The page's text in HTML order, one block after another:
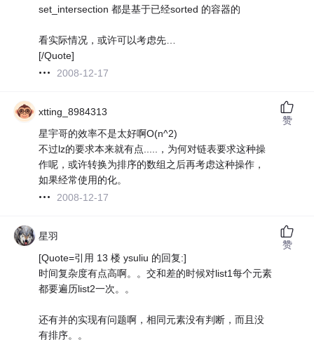
set_intersection 都是基于已经sorted 的容器的
看实际情况，或许可以考虑先…
[/Quote]
2008-12-17
xtting_8984313
星宇哥的效率不是太好啊O(n^2)
不过lz的要求本来就有点.....，为何对链表要求这种操
作呢，或许转换为排序的数组之后再考虑这种操作，
如果经常使用的化。
2008-12-17
赞
星羽
[Quote=引用 13 楼 ysuliu 的回复:]
时间复杂度有点高啊。。交和差的时候对list1每个元素
都要遍历list2一次。。
还有并的实现有问题啊，相同元素没有判断，而且没
有排序。。
赞